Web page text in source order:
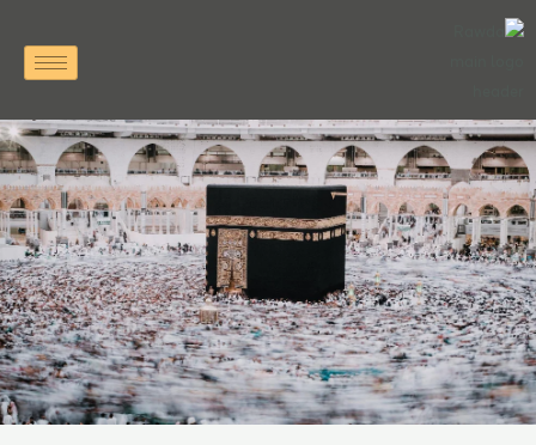
تخطي
إلى